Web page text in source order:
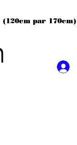
par 170cm)